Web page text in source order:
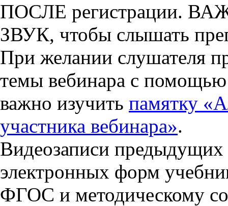
ПОСЛЕ регистрации.
ЗВУК, чтобы слышать
При желании слушателя
темы вебинара с
важно изучить памятку
участника вебинара».
Видеозаписи
электронных форм
ФГОС и методическому